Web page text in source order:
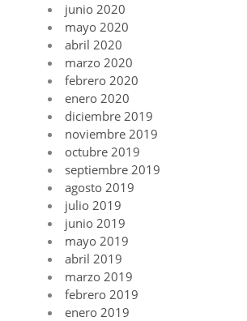
junio 2020
mayo 2020
abril 2020
marzo 2020
febrero 2020
enero 2020
diciembre 2019
noviembre 2019
octubre 2019
septiembre 2019
agosto 2019
julio 2019
junio 2019
mayo 2019
abril 2019
marzo 2019
febrero 2019
enero 2019